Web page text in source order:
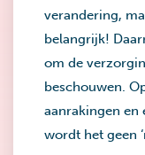
verandering,
belangrijk!
om de
beschouwen.
aanrakingen en
wordt het geen